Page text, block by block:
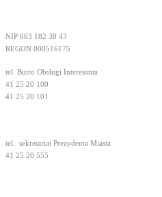
NIP 663 182 38 43
REGON 000516175
tel. Biuro Obsługi Interesanta
41 25 20 100
41 25 20 101
tel. sekretariat Prezydenta Miasta
41 25 20 555